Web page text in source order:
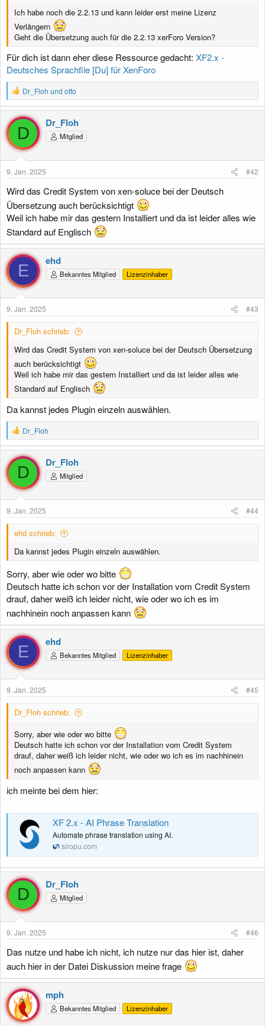
Ich habe noch die 2.2.13 und kann leider erst meine Lizenz
Verlängern
Geht die Übersetzung auch für die 2.2.13 xerForo Version?
Für dich ist dann eher diese Ressource gedacht: XF2.x -
Deutsches Sprachfile [Du] für XenForo
R
e
a
k
t
i
o
n
n
Dr_Floh und otto
D
Dr_Floh
Mitglied
9. Jan. 2025 #42
Wird das Credit System von xen-soluce bei der Deutsch
Übersetzung auch berücksichtigt
Weil ich habe mir das gestern Installiert und da ist leider alles wie
Standard auf Englisch
E
ehd
Bekanntes Mitglied Lizenzinhaber
9. Jan. 2025 #43
Dr_Floh schrieb:
Wird das Credit System von xen-soluce bei der Deutsch Übersetzung
auch berücksichtigt
Weil ich habe mir das gestern Installiert und da ist leider alles wie
Standard auf Englisch
Da kannst jedes Plugin einzeln auswählen.
R
e
a
k
t
i
o
n
n
Dr_Floh
D
Dr_Floh
Mitglied
9. Jan. 2025 #44
ehd schrieb:
Da kannst jedes Plugin einzeln auswählen.
Sorry, aber wie oder wo bitte
Deutsch hatte ich schon vor der Installation vom Credit System
drauf, daher weiß ich leider nicht, wie oder wo ich es im
nachhinein noch anpassen kann
E
ehd
Bekanntes Mitglied Lizenzinhaber
9. Jan. 2025 #45
Dr_Floh schrieb:
Sorry, aber wie oder wo bitte
Deutsch hatte ich schon vor der Installation vom Credit System
drauf, daher weiß ich leider nicht, wie oder wo ich es im nachhinein
noch anpassen kann
ich meinte bei dem hier:
XF 2.x - AI Phrase Translation
Automate phrase translation using AI.
siropu.com
D
Dr_Floh
Mitglied
9. Jan. 2025 #46
Das nutze und habe ich nicht, ich nutze nur das hier ist, daher
auch hier in der Datei Diskussion meine frage
mph
Bekanntes Mitglied Lizenzinhaber